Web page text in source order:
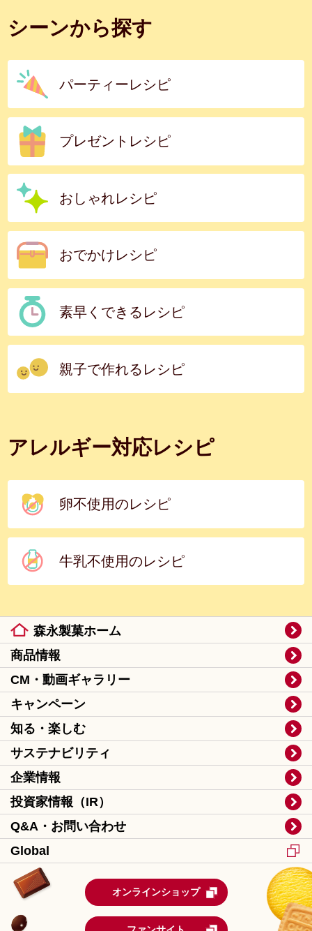
シーンから探す
パーティーレシピ
プレゼントレシピ
おしゃれレシピ
おでかけレシピ
素早くできるレシピ
親子で作れるレシピ
アレルギー対応レシピ
卵不使用のレシピ
牛乳不使用のレシピ
森永製菓ホーム
商品情報
CM・動画ギャラリー
キャンペーン
知る・楽しむ
サステナビリティ
企業情報
投資家情報（IR）
Q&A・お問い合わせ
Global
オンラインショップ